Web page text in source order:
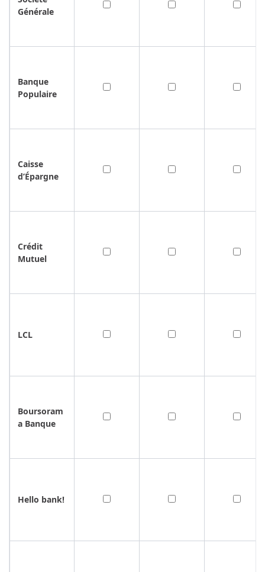
e
Générale
Banque
Populaire
Caisse
d’Épargne
Crédit
Mutuel
LCL
Boursoram
a Banque
Hello bank!